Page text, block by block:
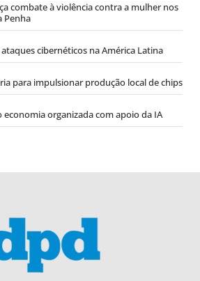
combate à violência contra a mulher nos
Penha
cibernéticos na América Latina
para impulsionar produção local de chips
organizada com apoio da IA